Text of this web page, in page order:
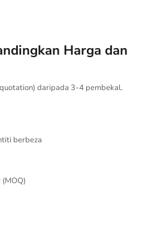
Harga dan
daripada 3-4 pembekal.
berbeza